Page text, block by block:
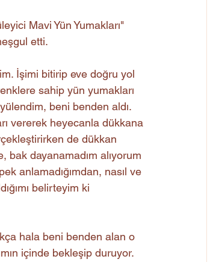
Mavi Yün Yumakları"
etti.
İşimi bitirip eve doğru yol
sahip yün yumakları
beni benden aldı.
vererek heyecanla dükkana
de dükkan
bak dayanamadım alıyorum
anlamadığımdan, nasıl ve
belirteyim ki
hala beni benden alan o
içinde bekleşip duruyor.